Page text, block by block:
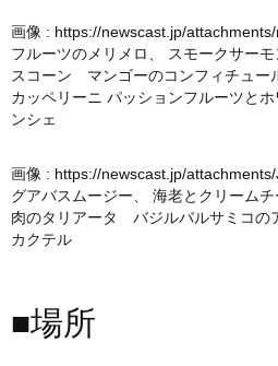
画像 : https://newscast.jp/
フルーツのメリメロ、 スモークサー
スコーン マンゴーのコンフィチュー
カッペリーニ パッションフルーツと
ンシェ
画像 : https://newscast.jp/
グアバスムージー、 海老とクリーム
肉のタリアータ バジルバルサミコの
カクテル
■場所